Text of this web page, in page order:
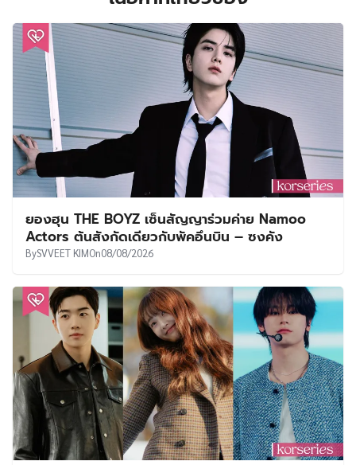
ยองฮุน THE BOYZ เซ็นสัญญาร่วมค่าย Namoo
Actors ต้นสังกัดเดียวกับพัคอึนบิน – ซงคัง
BySVVEET KIMOn08/08/2026